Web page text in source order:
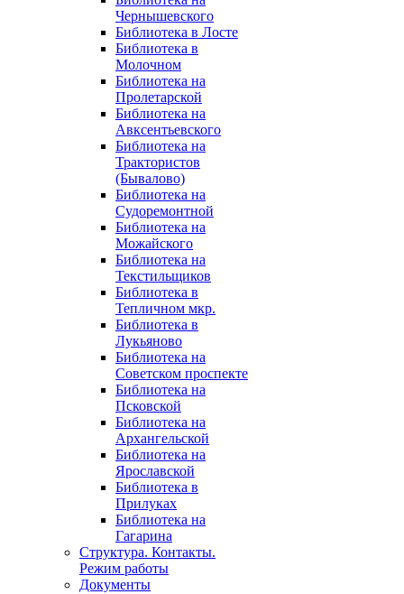
Чернышевского
Библиотека в Лосте
Библиотека в
Молочном
Библиотека на
Пролетарской
Библиотека на
Авксентьевского
Библиотека на
Трактористов
(Бывалово)
Библиотека на
Судоремонтной
Библиотека на
Можайского
Библиотека на
Текстильщиков
Библиотека в
Тепличном мкр.
Библиотека в
Лукьяново
Библиотека на
Советском проспекте
Библиотека на
Псковской
Библиотека на
Архангельской
Библиотека на
Ярославской
Библиотека в
Прилуках
Библиотека на
Гагарина
Структура. Контакты.
Режим работы
Документы